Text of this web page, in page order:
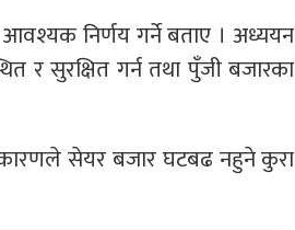
निर्णय गर्ने बताए । अध्ययन
र सुरक्षित गर्न तथा पुँजी बजारका
सेयर बजार घटबढ नहुने कुरा